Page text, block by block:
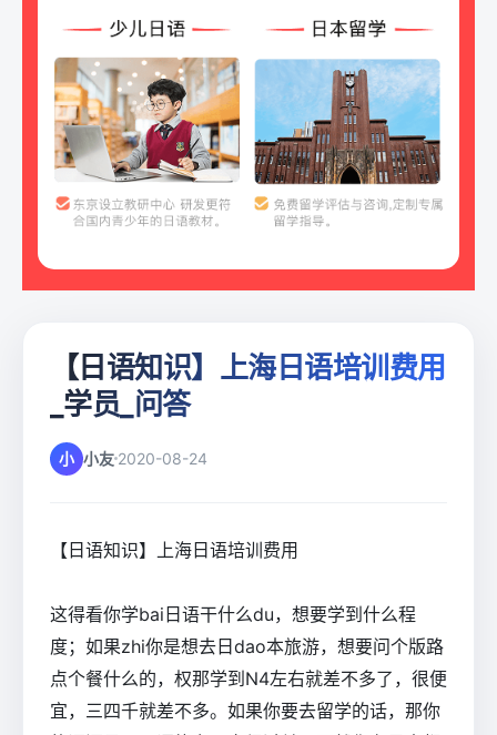
【日语知识】上海日语培训费用
_学员_问答
小 小友 2020-08-24
【日语知识】上海日语培训费用
这得看你学bai日语干什么du，想要学到什么程
度；如果zhi你是想去日dao本旅游，想要问个版路
点个餐什么的，权那学到N4左右就差不多了，很便
宜，三四千就差不多。如果你要去留学的话，那你